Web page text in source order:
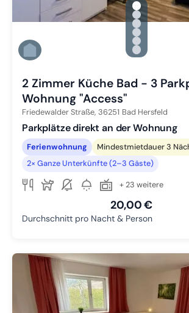
Zu Slide 1
Zu Slide 2
Zu Slide 3
Zu Slide 4
Zu Slide 5
Zu Slide 6
2 Zimmer Küche Bad - 3
Wohnung "Access"
Friedewalder Straße, 36251 Bad Hersfeld
Parkplätze direkt an der Wohnung
Ferienwohnung
Mindestmietdauer 3
2× Ganze Unterkünfte (2–3 Gäste)
+ 23 weitere
20,00 €
Durchschnitt pro Nacht & Person